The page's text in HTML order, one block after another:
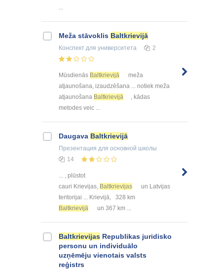
...
Meža stāvoklis Baltkrievijā
Конспект для университета 2
Mūsdienās Baltkrievijā
meža
atjaunošana, izaudzēšana ... notiek meža
atjaunošana Baltkrievijā
, kādas
metodes veic ...
Daugava Baltkrievijā
Презентация для основной школы
14
... , plūstot
cauri Krievijas, Baltkrievijas
un Latvijas
teritorijai ... Krievijā, 328 km
Baltkrievijā
un 367 km ...
Baltkrievijas Republikas juridisko
personu un individuālo
uzņēmēju vienotais valsts
reģistrs